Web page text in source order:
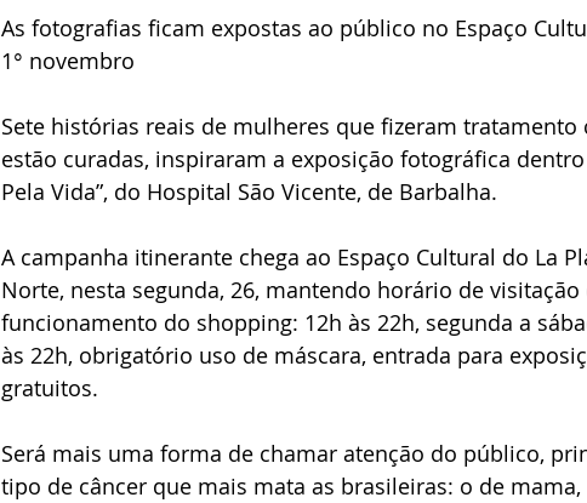
As fotografias ficam expostas ao público no Espaço
1° novembro
Sete histórias reais de mulheres que fizeram
estão curadas, inspiraram a exposição fotográfica
Pela Vida”, do Hospital São Vicente, de Barbalha.
A campanha itinerante chega ao Espaço Cultural do La
Norte, nesta segunda, 26, mantendo horário de
funcionamento do shopping: 12h às 22h, segunda a
às 22h, obrigatório uso de máscara, entrada para
gratuitos.
Será mais uma forma de chamar atenção do público,
tipo de câncer que mais mata as brasileiras: o de